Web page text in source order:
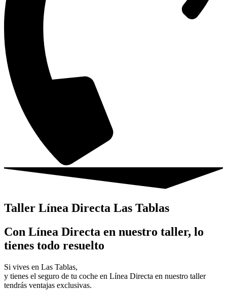
Taller Línea Directa Las Tablas
Con Línea Directa en nuestro taller, lo
tienes todo resuelto
Si vives en Las Tablas,
y tienes el seguro de tu coche en Línea Directa en nuestro taller
tendrás ventajas exclusivas.